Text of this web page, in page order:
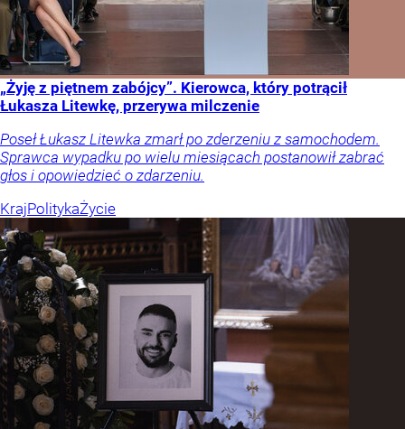
„Żyję z piętnem zabójcy”. Kierowca, który potrącił
Łukasza Litewkę, przerywa milczenie
Poseł Łukasz Litewka zmarł po zderzeniu z samochodem.
Sprawca wypadku po wielu miesiącach postanowił zabrać
głos i opowiedzieć o zdarzeniu.
KrajPolitykaŻycie